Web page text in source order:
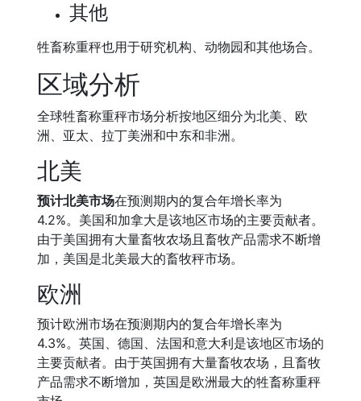
其他
牲畜称重秤也用于研究机构、动物园和其他场合。
区域分析
全球牲畜称重秤市场分析按地区细分为北美、欧
洲、亚太、拉丁美洲和中东和非洲。
北美
预计北美市场在预测期内的复合年增长率为
4.2%。美国和加拿大是该地区市场的主要贡献者。
由于美国拥有大量畜牧农场且畜牧产品需求不断增
加，美国是北美最大的畜牧秤市场。
欧洲
预计欧洲市场在预测期内的复合年增长率为
4.3%。英国、德国、法国和意大利是该地区市场的
主要贡献者。由于英国拥有大量畜牧农场，且畜牧
产品需求不断增加，英国是欧洲最大的牲畜称重秤